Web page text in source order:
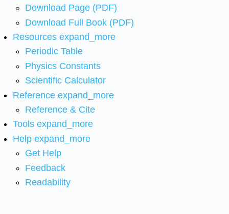
Download Page (PDF)
Download Full Book (PDF)
Resources expand_more
Periodic Table
Physics Constants
Scientific Calculator
Reference expand_more
Reference & Cite
Tools expand_more
Help expand_more
Get Help
Feedback
Readability